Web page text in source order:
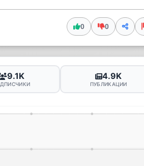
0 0
9.1K 4.9K
ПУБЛИКАЦИИ